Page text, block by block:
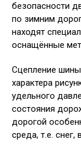
безопасности
по зимним
находят
оснащённые
Сцепление
характера
удельного
состояния
дорогой
среда, т.е.